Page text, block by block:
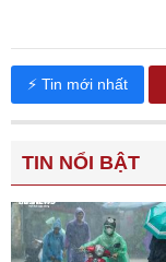
⚡ Tin mới nhất
TIN NỔI BẬT